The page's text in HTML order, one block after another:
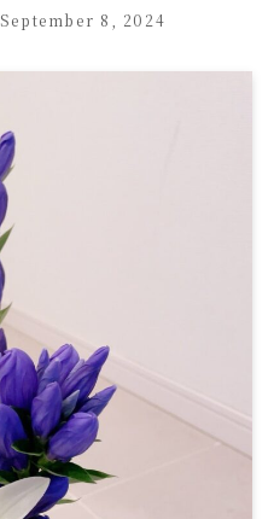
September 8, 2024